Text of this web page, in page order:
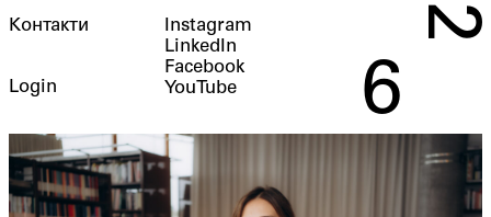
2
6
Контакти
Instagram
LinkedIn
Facebook
YouTube
Login